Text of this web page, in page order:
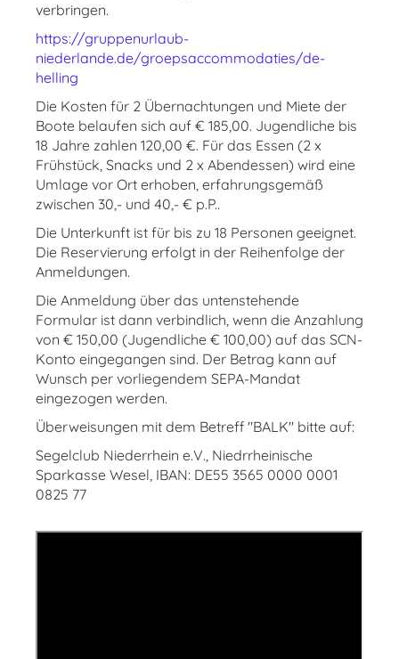
verbringen.
https://gruppenurlaub-
niederlande.de/groepsaccommodaties/de-
helling
Die Kosten für 2 Übernachtungen und Miete der
Boote belaufen sich auf € 185,00. Jugendliche bis
18 Jahre zahlen 120,00 €. Für das Essen (2 x
Frühstück, Snacks und 2 x Abendessen) wird eine
Umlage vor Ort erhoben, erfahrungsgemäß
zwischen 30,- und 40,- € p.P..
Die Unterkunft ist für bis zu 18 Personen geeignet.
Die Reservierung erfolgt in der Reihenfolge der
Anmeldungen.
Die Anmeldung über das untenstehende
Formular ist dann verbindlich, wenn die Anzahlung
von € 150,00 (Jugendliche € 100,00) auf das SCN-
Konto eingegangen sind. Der Betrag kann auf
Wunsch per vorliegendem SEPA-Mandat
eingezogen werden.
Überweisungen mit dem Betreff "BALK" bitte auf:
Segelclub Niederrhein e.V., Niedrrheinische
Sparkasse Wesel, IBAN: DE55 3565 0000 0001
0825 77